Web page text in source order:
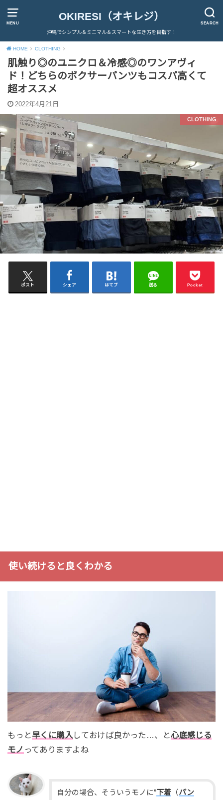
MENU SEARCH
OKIRESI（オキレジ）
沖縄でシンプル＆ミニマル＆スマートな生き方を目指す！
HOME CLOTHING
肌触り◎のユニクロ＆冷感◎のワンアヴィ
ド！どちらのボクサーパンツもコスパ高くて
超オススメ
2022年4月21日
CLOTHING
ポスト シェア はてブ 送る Pocket
使い続けると良くわかる
もっと早くに購入 しておけば良かった…、と心底感じる
モノ ってありますよね
自分の場合、そういうモノに”下着（パン